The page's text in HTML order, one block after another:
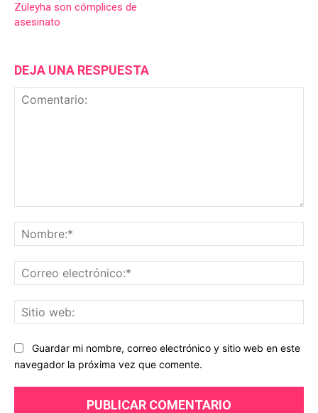
Züleyha son cómplices de
asesinato
DEJA UNA RESPUESTA
Guardar mi nombre, correo electrónico y sitio web en este
navegador la próxima vez que comente.